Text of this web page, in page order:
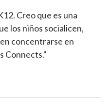
Creo que es una
los niños socialicen,
concentrarse en
Connects."